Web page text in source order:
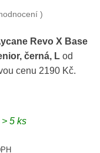
)
Revo X Base
černá, Lod
cenu 2190 Kč.
5 ks